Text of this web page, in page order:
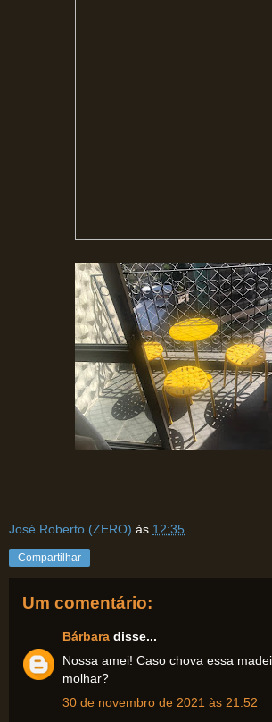
José Roberto (ZERO) às 12:35
Compartilhar
Um comentário:
Bárbara disse...
Nossa amei! Caso chova essa
molhar?
30 de novembro de 2021 às 21:52